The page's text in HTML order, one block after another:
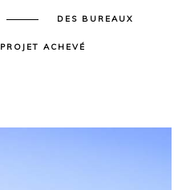
DES BUREAUX
PROJET ACHEVÉ